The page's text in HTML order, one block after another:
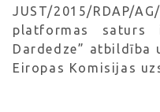
JUST/2015/RDAP/
platformas saturs
Dardedze”
Eiropas Komisijas